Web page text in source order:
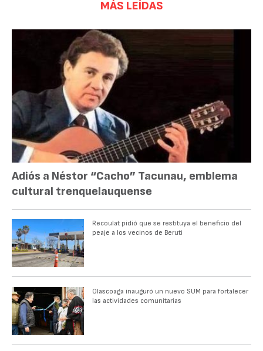
MÁS LEÍDAS
Adiós a Néstor “Cacho” Tacunau, emblema
cultural trenquelauquense
Recoulat pidió que se restituya el beneficio del
peaje a los vecinos de Beruti
Olascoaga inauguró un nuevo SUM para fortalecer
las actividades comunitarias